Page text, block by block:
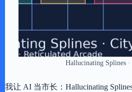
Hallucinating Splines
我让 AI 当市长：Hallucinating